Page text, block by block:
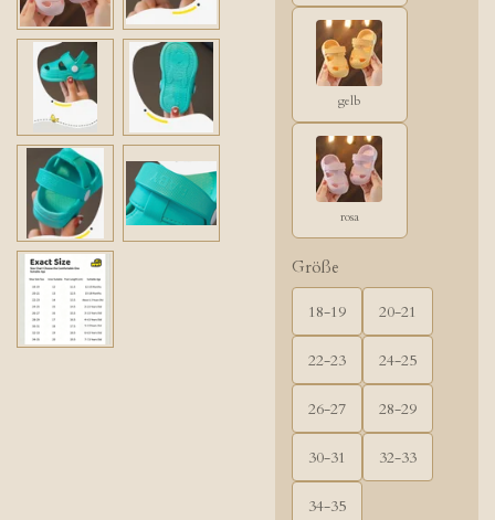
gelb
rosa
Größe
18-19 20-21
22-23 24-25
26-27 28-29
30-31 32-33
34-35